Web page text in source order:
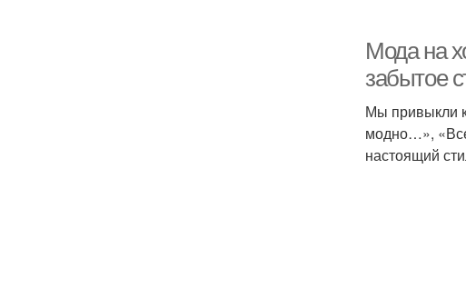
Мода на
забытое
Мы привыкли
модно…»,
настоящий